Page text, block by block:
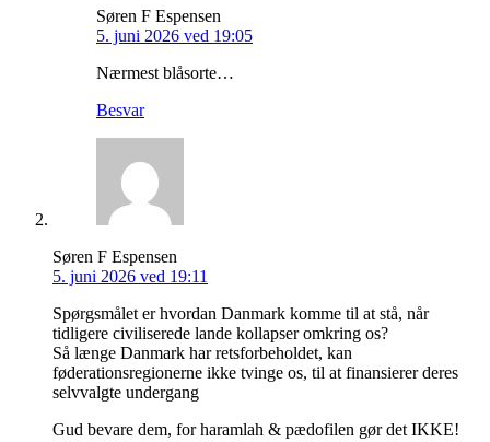
Søren F Espensen
5. juni 2026 ved 19:05
Nærmest blåsorte…
Besvar
Søren F Espensen
5. juni 2026 ved 19:11
Spørgsmålet er hvordan Danmark komme til at stå, når
tidligere civiliserede lande kollapser omkring os?
Så længe Danmark har retsforbeholdet, kan
føderationsregionerne ikke tvinge os, til at finansierer deres
selvvalgte undergang
Gud bevare dem, for haramlah & pædofilen gør det IKKE!